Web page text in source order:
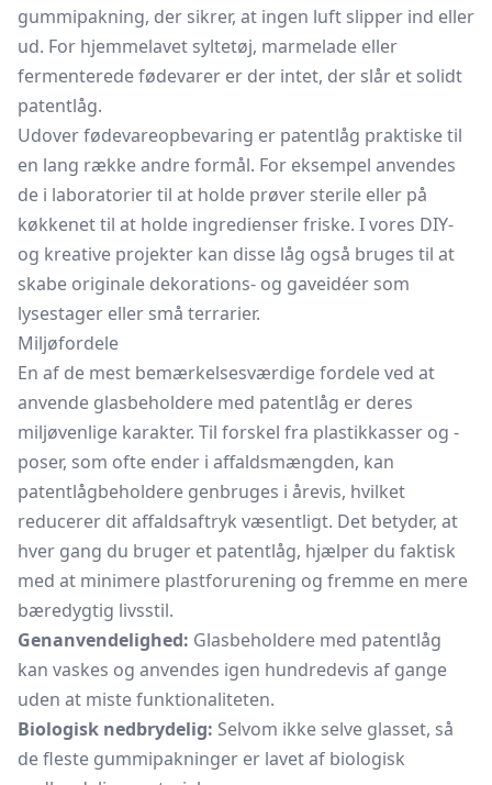
gummipakning, der sikrer, at ingen luft slipper ind eller
ud. For hjemmelavet syltetøj, marmelade eller
fermenterede fødevarer er der intet, der slår et solidt
patentlåg.
Udover fødevareopbevaring er patentlåg praktiske til
en lang række andre formål. For eksempel anvendes
de i laboratorier til at holde prøver sterile eller på
køkkenet til at holde ingredienser friske. I vores DIY-
og kreative projekter kan disse låg også bruges til at
skabe originale dekorations- og gaveidéer som
lysestager eller små terrarier.
Miljøfordele
En af de mest bemærkelsesværdige fordele ved at
anvende glasbeholdere med patentlåg er deres
miljøvenlige karakter. Til forskel fra plastikkasser og -
poser, som ofte ender i affaldsmængden, kan
patentlågbeholdere genbruges i årevis, hvilket
reducerer dit affaldsaftryk væsentligt. Det betyder, at
hver gang du bruger et patentlåg, hjælper du faktisk
med at minimere plastforurening og fremme en mere
bæredygtig livsstil.
Genanvendelighed: Glasbeholdere med patentlåg
kan vaskes og anvendes igen hundredevis af gange
uden at miste funktionaliteten.
Biologisk nedbrydelig: Selvom ikke selve glasset, så
de fleste gummipakninger er lavet af biologisk